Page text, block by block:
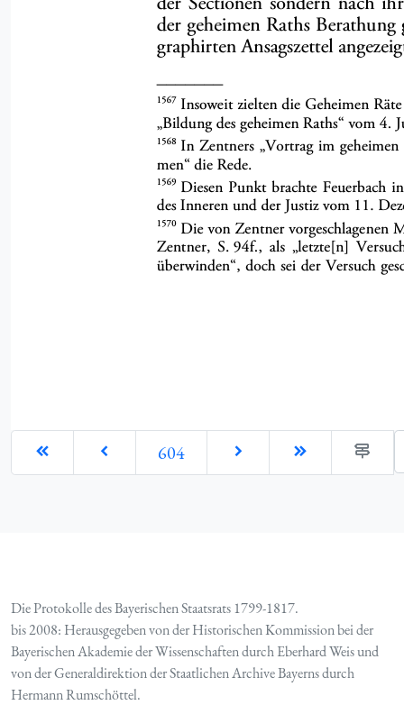
604
Die Protokolle des Bayerischen Staatsrats 1799-1817.
bis 2008: Herausgegeben von der Historischen Kommission bei der
Bayerischen Akademie der Wissenschaften durch Eberhard Weis und
von der Generaldirektion der Staatlichen Archive Bayerns durch
Hermann Rumschöttel.